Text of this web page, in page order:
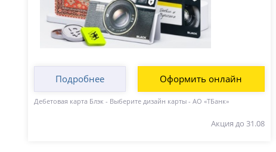
Подробнее Оформить онлайн
Дебетовая карта Блэк - Выберите дизайн карты - АО «ТБанк»
Акция до 31.08